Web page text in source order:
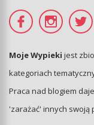
Moje Wypieki jest
kategoriach
Praca nad blogiem
'zarażać' innych swoją